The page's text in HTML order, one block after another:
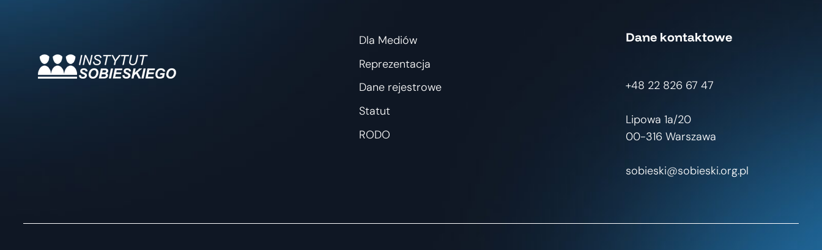
Dla Mediów
Reprezentacja
Dane rejestrowe
Statut
RODO
Dane kontaktowe
+48 22 826 67 47
Lipowa 1a/20
00-316 Warszawa
sobieski@sobieski.org.pl